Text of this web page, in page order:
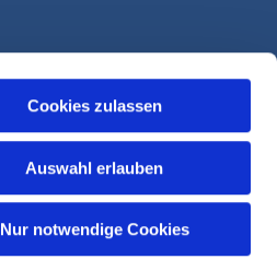
Cookies zulassen
Auswahl erlauben
Nur notwendige Cookies